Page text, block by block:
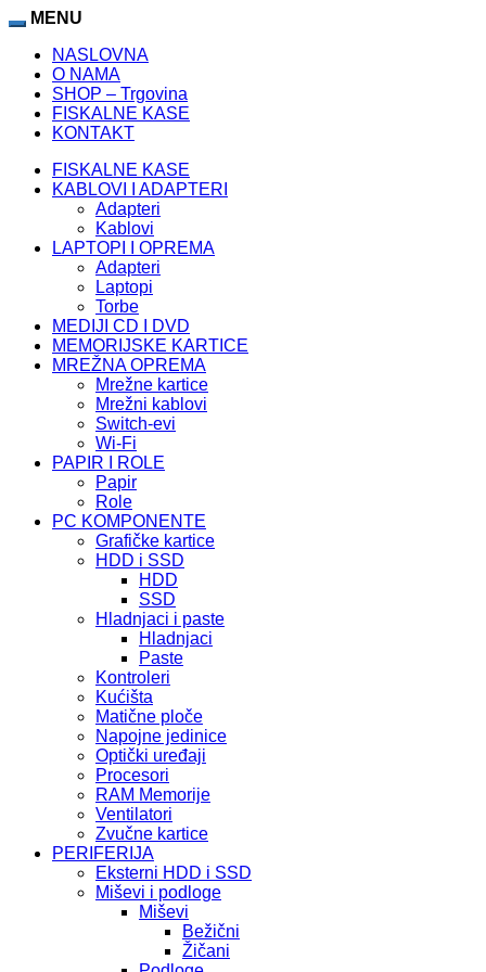
MENU
NASLOVNA
O NAMA
SHOP – Trgovina
FISKALNE KASE
KONTAKT
FISKALNE KASE
KABLOVI I ADAPTERI
Adapteri
Kablovi
LAPTOPI I OPREMA
Adapteri
Laptopi
Torbe
MEDIJI CD I DVD
MEMORIJSKE KARTICE
MREŽNA OPREMA
Mrežne kartice
Mrežni kablovi
Switch-evi
Wi-Fi
PAPIR I ROLE
Papir
Role
PC KOMPONENTE
Grafičke kartice
HDD i SSD
HDD
SSD
Hladnjaci i paste
Hladnjaci
Paste
Kontroleri
Kućišta
Matične ploče
Napojne jedinice
Optički uređaji
Procesori
RAM Memorije
Ventilatori
Zvučne kartice
PERIFERIJA
Eksterni HDD i SSD
Miševi i podloge
Miševi
Bežični
Žičani